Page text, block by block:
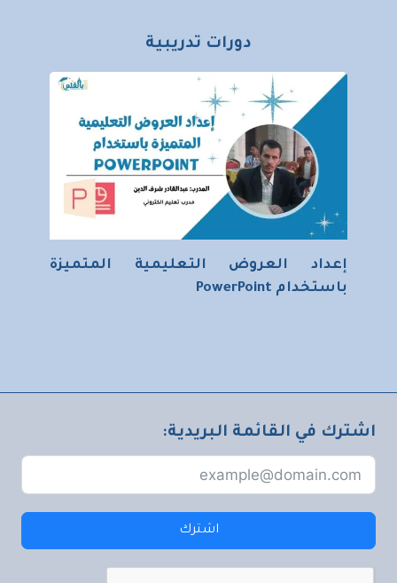
دورات تدريبية
إعداد العروض التعليمية المتميزة
باستخدام PowerPoint
اشترك في القائمة البريدية:
اشترك